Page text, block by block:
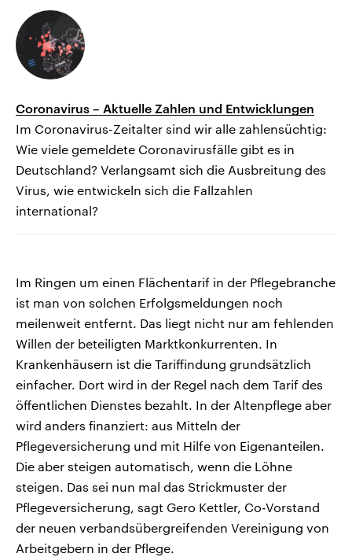
Coronavirus – Aktuelle Zahlen und Entwicklungen
Im Coronavirus-Zeitalter sind wir alle zahlensüchtig:
Wie viele gemeldete Coronavirusfälle gibt es in
Deutschland? Verlangsamt sich die Ausbreitung des
Virus, wie entwickeln sich die Fallzahlen
international?
Im Ringen um einen Flächentarif in der Pflegebranche
ist man von solchen Erfolgsmeldungen noch
meilenweit entfernt. Das liegt nicht nur am fehlenden
Willen der beteiligten Marktkonkurrenten. In
Krankenhäusern ist die Tariffindung grundsätzlich
einfacher. Dort wird in der Regel nach dem Tarif des
öffentlichen Dienstes bezahlt. In der Altenpflege aber
wird anders finanziert: aus Mitteln der
Pflegeversicherung und mit Hilfe von Eigenanteilen.
Die aber steigen automatisch, wenn die Löhne
steigen. Das sei nun mal das Strickmuster der
Pflegeversicherung, sagt Gero Kettler, Co-Vorstand
der neuen verbandsübergreifenden Vereinigung von
Arbeitgebern in der Pflege.